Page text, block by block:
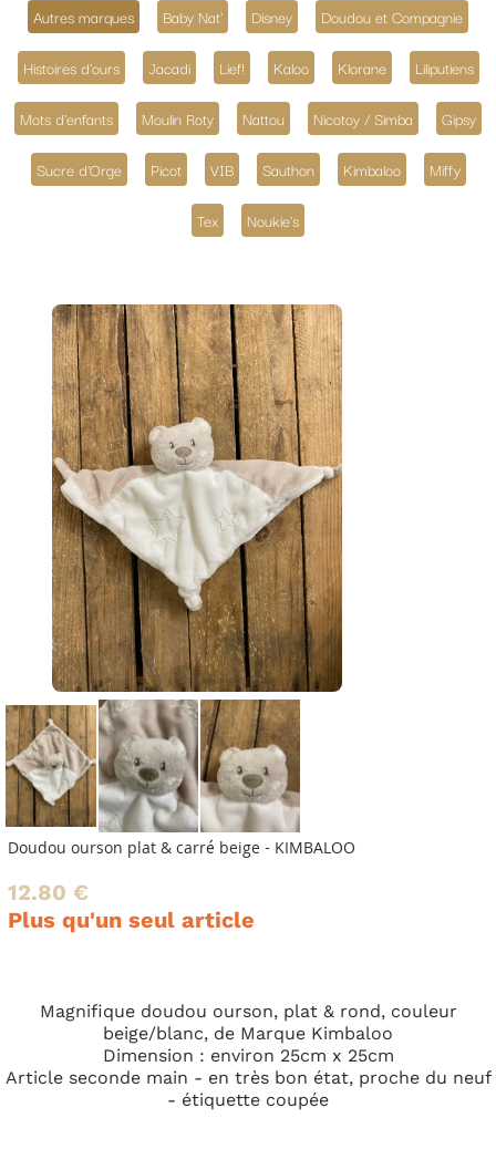
Autres marques Baby Nat' Disney Doudou et Compagnie
Histoires d'ours Jacadi Lief! Kaloo Klorane Liliputiens
Mots d'enfants Moulin Roty Nattou Nicotoy / Simba Gipsy
Sucre d'Orge Picot VIB Sauthon Kimbaloo Miffy
Tex Noukie's
Doudou ourson plat & carré beige - KIMBALOO
12.80 €
Plus qu'un seul article
Magnifique doudou ourson, plat & rond, couleur
beige/blanc, de Marque Kimbaloo
Dimension : environ 25cm x 25cm
Article seconde main - en très bon état, proche du neuf
- étiquette coupée